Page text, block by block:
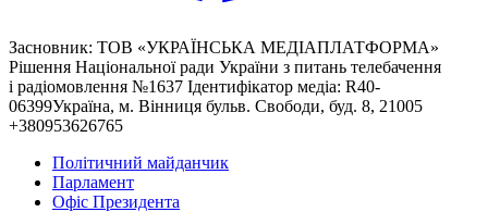
Засновник: ТОВ «УКРАЇНСЬКА МЕДІАПЛАТФОРМА»
Рішення Національної ради України з питань телебачення
і радіомовлення №1637 Ідентифікатор медіа: R40-
06399Україна, м. Вінниця бульв. Свободи, буд. 8, 21005
+380953626765
Політичний майданчик
Парламент
Офіс Президента